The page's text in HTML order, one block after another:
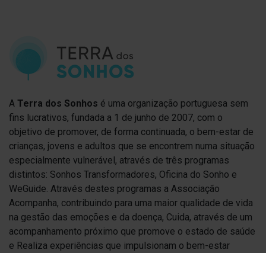
A Terra dos Sonhos é uma organização portuguesa sem
fins lucrativos, fundada a 1 de junho de 2007, com o
objetivo de promover, de forma continuada, o bem-estar de
crianças, jovens e adultos que se encontrem numa situação
especialmente vulnerável, através de três programas
distintos: Sonhos Transformadores, Oficina do Sonho e
WeGuide. Através destes programas a Associação
Acompanha, contribuindo para uma maior qualidade de vida
na gestão das emoções e da doença, Cuida, através de um
acompanhamento próximo que promove o estado de saúde
e Realiza experiências que impulsionam o bem-estar